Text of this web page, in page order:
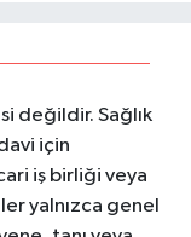
değildir. Sağlık
için
iş birliği veya
yalnızca genel